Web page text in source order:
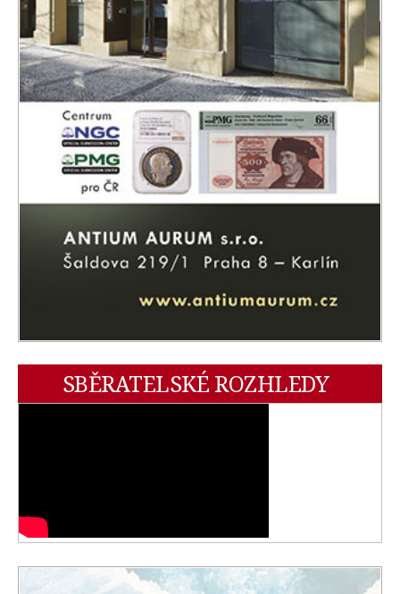
SBĚRATELSKÉ ROZHLEDY